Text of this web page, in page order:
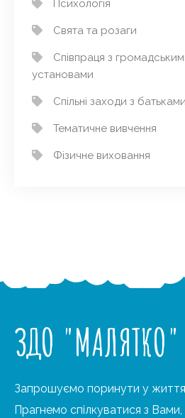
Психологія
Свята та розаги
Співпраця з
установами
Спільні заходи з батьками
Тематичне вивчення
Фізичне виховання
ЗДО
Запрошуємо поринути у
Прагнемо спілкуватися з Вами,